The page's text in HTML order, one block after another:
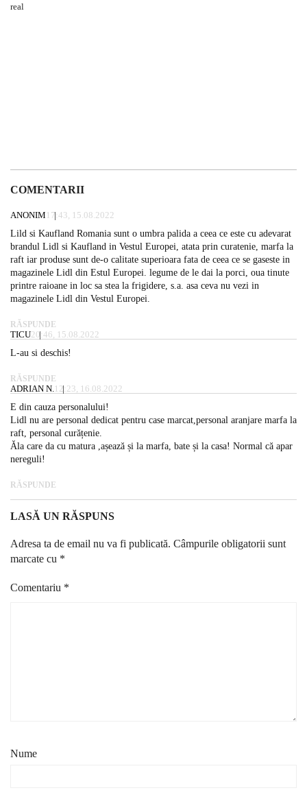
COMENTARII
ANONIM 17:43, 15.08.2022
Lild si Kaufland Romania sunt o umbra palida a ceea ce este cu adevarat
brandul Lidl si Kaufland in Vestul Europei, atata prin curatenie, marfa la
raft iar produse sunt de-o calitate superioara fata de ceea ce se gaseste in
magazinele Lidl din Estul Europei. legume de le dai la porci, oua tinute
printre raioane in loc sa stea la frigidere, s.a. asa ceva nu vezi in
magazinele Lidl din Vestul Europei.
RĂSPUNDE
TICU20:46, 15.08.2022
L-au si deschis!
RĂSPUNDE
ADRIAN N.12:23, 16.08.2022
E din cauza personalului!
Lidl nu are personal dedicat pentru case marcat,personal aranjare marfa la
raft, personal curățenie.
Ăla care da cu matura ,așează și la marfa, bate și la casa! Normal că apar
nereguli!
RĂSPUNDE
LASĂ UN RĂSPUNS
Adresa ta de email nu va fi publicată. Câmpurile obligatorii sunt
marcate cu *
Comentariu *
Nume